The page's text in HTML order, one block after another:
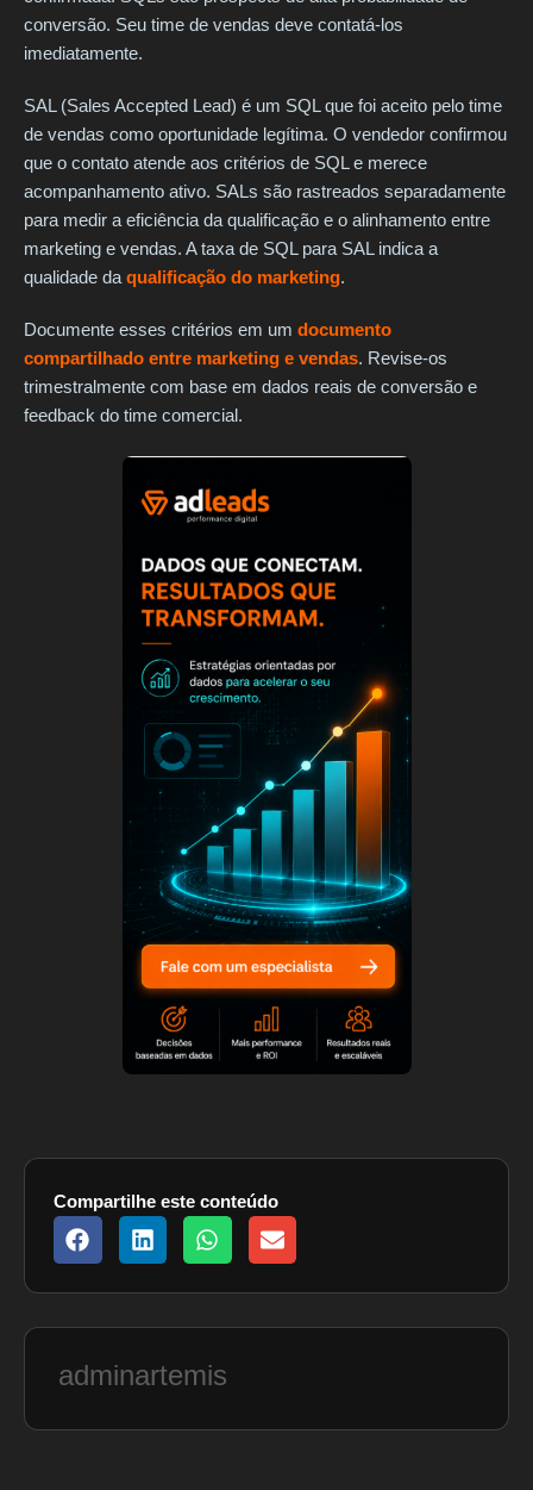
conversão. Seu time de vendas deve contatá-los
imediatamente.
SAL (Sales Accepted Lead) é um SQL que foi aceito pelo time
de vendas como oportunidade legítima. O vendedor confirmou
que o contato atende aos critérios de SQL e merece
acompanhamento ativo. SALs são rastreados separadamente
para medir a eficiência da qualificação e o alinhamento entre
marketing e vendas. A taxa de SQL para SAL indica a
qualidade da qualificação do marketing.
Documente esses critérios em um documento
compartilhado entre marketing e vendas. Revise-os
trimestralmente com base em dados reais de conversão e
feedback do time comercial.
Compartilhe este conteúdo
adminartemis